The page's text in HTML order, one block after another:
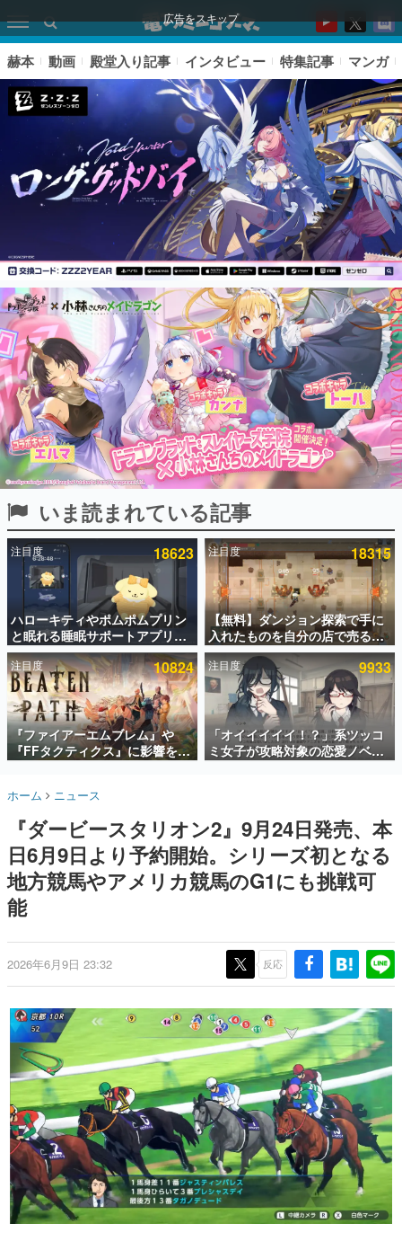
広告をスキップ
ピックアップ
電ファミのいま読まれている記事ランキング
アプリセール情報
インタビュー
連載・特集一覧
殿堂入り記事
SNS拡散数が数千以上！ ページビュー数万以上！ などな
ど。多くの人々に読まれた、電ファミ渾身の“殿堂入り”記
事をまとめました。
ゲームの企画書
名作ゲームクリエイターの方々に製作時のエピソードをお
聞きし、ヒットする企画（ゲーム）とは何か？を探ってい
きます。
赫本
この物語を解いてはいけない。『赫本』は、〈試験問題〉
の形をした短編ホラー小説集です。
新世代に訊く
これからのデジタルゲーム市場を担う若きクリエイター達
の姿を追い、彼らのルーツと情熱を探っていきます。
ゲームに多大な影響を受けた作家さんに取材し、ゲームが
日本のコンテンツ産業やカルチャーに与えた影響を探る企
画です。
日本モバイルゲーム産業史
日本のモバイルゲーム史における主要なトピック・タイト
ルを網羅するほか、開発者へのインタビューや識者による
『うつヌケ』『ペンと箸』等で知られるマンガ家・田中圭
一先生によるゲーム業界レポートマンガです。
なんでゲームは面白い？
ゲーム開発者・hamatsu氏がゲームの魅力を画面や操作の
具体的な形から解き明かしていく、硬派で骨太な評論連載
ゲームが変えた日本語
「経験値」「裏技」「ラスボス」… ゲームにまつわる言葉
の起源や用法の変遷を、コンピューター文化史研究家・タ
イニーP氏が徹底調査。
カテゴリ
特集記事
赫本 動画 殿堂入り記事 インタビュー 特集記事 マンガ
いま読まれている記事
注目度 18623
ハローキティやポムポムプリン
と眠れる睡眠サポートアプリ
『ゆめたび』が配信中。キャラ
ごとのASMRや目覚ましアラー
ムも搭載
注目度 18315
【無料】ダンジョン探索で手に
入れたものを自分の店で売るゲ
ーム『Moonlighter』がSteam
にて無料配布中！続編
『Moonlighter 2』の9月2日正
式リリースを記念したキャンペ
ーン
注目度 10824
『ファイアーエムブレム』や
『FFタクティクス』に影響を受
けた新作戦略RPG『Beaten
PC（Steam）、PS5、Xbox、
注目度 9933
「オイイイイイ！？」系ツッコ
ミ女子が攻略対象の恋愛ノベル
ゲーム『美術部カノジョ』
や、萌え声不思議ちゃん女子と
青春を謳歌
ホーム ニュース
『ダービースタリオン2』9月24日発売、本
日6月9日より予約開始。シリーズ初となる
地方競馬やアメリカ競馬のG1にも挑戦可
能
2026年6月9日 23:32 反応